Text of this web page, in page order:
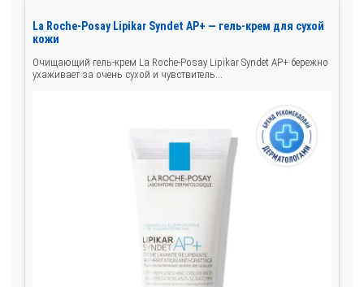
La Roche-Posay Lipikar Syndet AP+ — гель-крем для сухой
кожи
Очищающий гель-крем La Roche-Posay Lipikar Syndet AP+ бережно
ухаживает за очень сухой и чувствитель...